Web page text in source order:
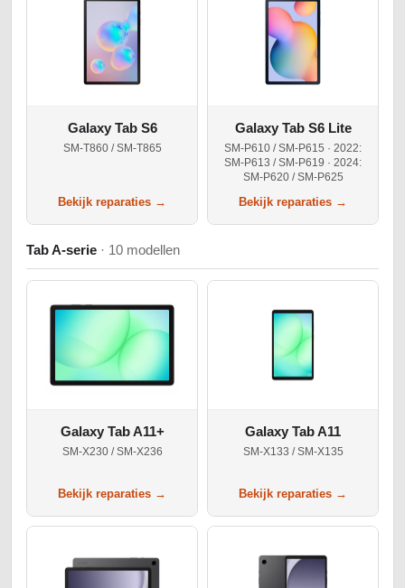
Galaxy Tab S6
SM-T860 / SM-T865
Bekijk reparaties →
Galaxy Tab S6 Lite
SM-P610 / SM-P615 · 2022:
SM-P613 / SM-P619 · 2024:
SM-P620 / SM-P625
Bekijk reparaties →
Tab A-serie · 10 modellen
Galaxy Tab A11+
SM-X230 / SM-X236
Bekijk reparaties →
Galaxy Tab A11
SM-X133 / SM-X135
Bekijk reparaties →